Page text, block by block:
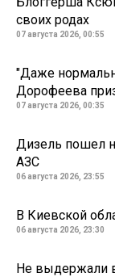
своих родах
07 августа 2026, 00:55
"Даже
Дорофеева
07 августа 2026, 00:35
Дизель пошел
АЗС
06 августа 2026, 23:55
В Киевской
06 августа 2026, 23:30
Не выдержали